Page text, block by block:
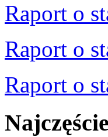
Raport o
Raport o
Raport o